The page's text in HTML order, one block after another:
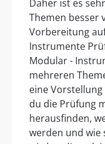
Daher ist es
Themen besser
Vorbereitung
Instrumente
Modular -
mehreren
eine
du die Prüfung
herausfinden,
werden und wie